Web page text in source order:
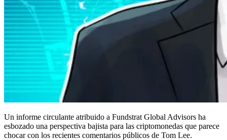
Un informe circulante atribuido a Fundstrat Global Advisors ha
esbozado una perspectiva bajista para las criptomonedas que parece
chocar con los recientes comentarios públicos de Tom Lee.